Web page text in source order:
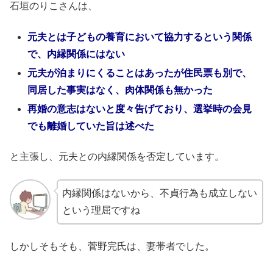
石垣のりこさんは、
元夫とは子どもの養育において協力するという関係
で、内縁関係にはない
元夫が泊まりにくることはあったが住民票も別で、
同居した事実はなく、肉体関係も無かった
再婚の意志はないと度々告げており、選挙時の会見
でも離婚していた旨は述べた
と主張し、元夫との内縁関係を否定しています。
内縁関係はないから、不貞行為も成立しない
という理屈ですね
しかしそもそも、菅野完氏は、妻帯者でした。